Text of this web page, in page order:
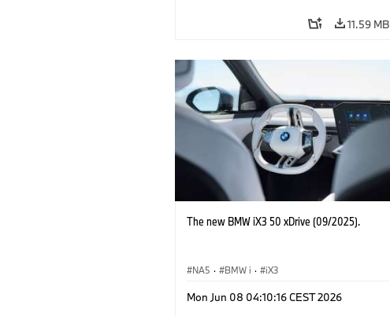
11.59 MB
The new BMW iX3 50 xDrive (09/2025).
NA5 · BMW i · iX3
Mon Jun 08 04:10:16 CEST 2026